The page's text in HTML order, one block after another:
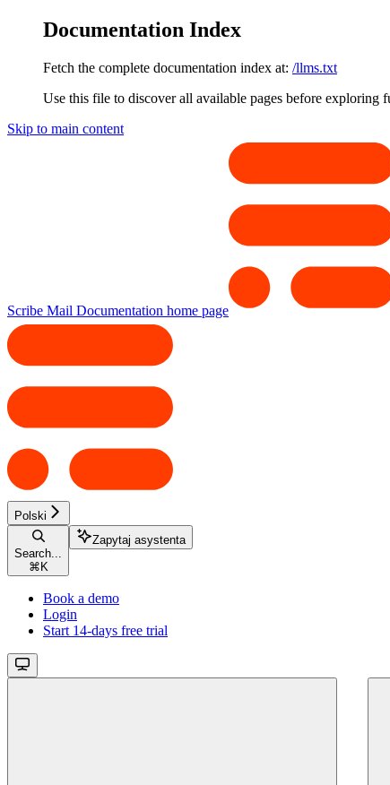
Documentation Index
Fetch the complete documentation index at: /llms.txt
Use this file to discover all available pages before exploring
Skip to main content
Scribe Mail Documentation home page
Polski
Search...
⌘ K
Zapytaj asystenta
Book a demo
Login
Start 14-days free trial